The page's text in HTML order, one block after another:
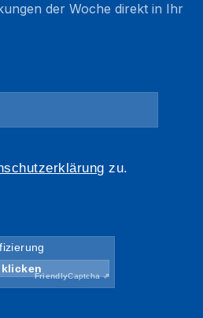
der Woche direkt in Ihr